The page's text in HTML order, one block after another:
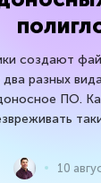
создают
разных
ПО.
10